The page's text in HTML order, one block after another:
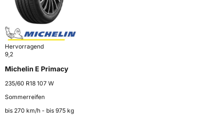
Hervorragend
9,2
Michelin E Primacy
235/60 R18 107 W
Sommerreifen
bis 270 km⁠/⁠h - bis 975 kg